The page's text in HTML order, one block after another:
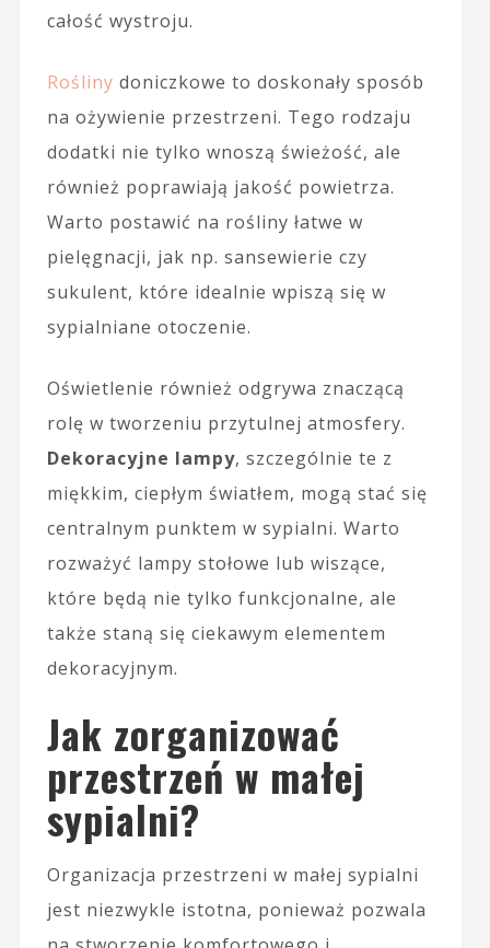
całość wystroju.
Rośliny doniczkowe to doskonały sposób
na ożywienie przestrzeni. Tego rodzaju
dodatki nie tylko wnoszą świeżość, ale
również poprawiają jakość powietrza.
Warto postawić na rośliny łatwe w
pielęgnacji, jak np. sansewierie czy
sukulent, które idealnie wpiszą się w
sypialniane otoczenie.
Oświetlenie również odgrywa znaczącą
rolę w tworzeniu przytulnej atmosfery.
Dekoracyjne lampy, szczególnie te z
miękkim, ciepłym światłem, mogą stać się
centralnym punktem w sypialni. Warto
rozważyć lampy stołowe lub wiszące,
które będą nie tylko funkcjonalne, ale
także staną się ciekawym elementem
dekoracyjnym.
Jak zorganizować
przestrzeń w małej
sypialni?
Organizacja przestrzeni w małej sypialni
jest niezwykle istotna, ponieważ pozwala